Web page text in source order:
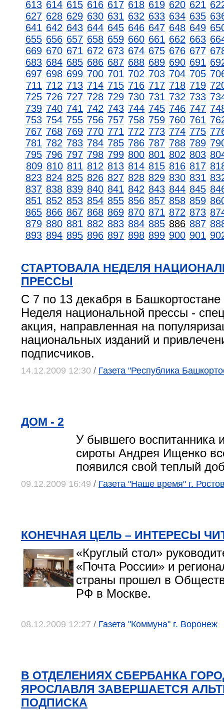
613 614 615 616 617 618 619 620 621
627 628 629 630 631 632 633 634 635
641 642 643 644 645 646 647 648 649
655 656 657 658 659 660 661 662 663
669 670 671 672 673 674 675 676 677
683 684 685 686 687 688 689 690 691
697 698 699 700 701 702 703 704 705
711 712 713 714 715 716 717 718 719
725 726 727 728 729 730 731 732 733
739 740 741 742 743 744 745 746 747
753 754 755 756 757 758 759 760 761
767 768 769 770 771 772 773 774 775
781 782 783 784 785 786 787 788 789
795 796 797 798 799 800 801 802 803
809 810 811 812 813 814 815 816 817
823 824 825 826 827 828 829 830 831
837 838 839 840 841 842 843 844 845
851 852 853 854 855 856 857 858 859
865 866 867 868 869 870 871 872 873
879 880 881 882 883 884 885 886 887
893 894 895 896 897 898 899 900 901
СТАРТОВАЛА НЕДЕЛЯ
ПРЕССЫ
С 7 по 13 декабря в Башкортостане
Неделя национальной прессы -
акция, направленная на
национальных изданий и
подписчиков.
14.12.2009 12:30 / Газета "Республика
ДОМ - 2
У бывшего воспитанника
сироты Андрея Ищенко
появился свой теплый
09.12.2009 16:49 / Газета "Наше время" г.
КОНЕЧНАЯ ЦЕЛЬ – ИНТЕРЕСЫ
«Круглый стол»
«Почта России» и
страны прошел в
РФ в Москве.
08.12.2009 12:27 / Газета "Коммуна" г. Воронеж
В ОТДЕЛЕНИЯХ СБЕРБАНКА
ЯРОСЛАВЛЯ ЗАВЕРШАЕТСЯ
ПОДПИСКА